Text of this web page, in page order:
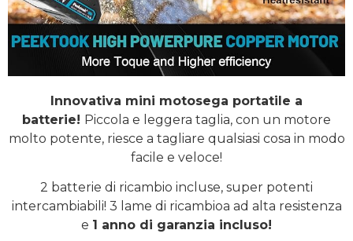
Innovativa mini motosega portatile a
batterie! Piccola e leggera taglia, con un motore
molto potente, riesce a tagliare qualsiasi cosa in modo
facile e veloce!
2 batterie di ricambio incluse, super potenti
intercambiabili! 3 lame di ricambioa ad alta resistenza
e 1 anno di garanzia incluso!